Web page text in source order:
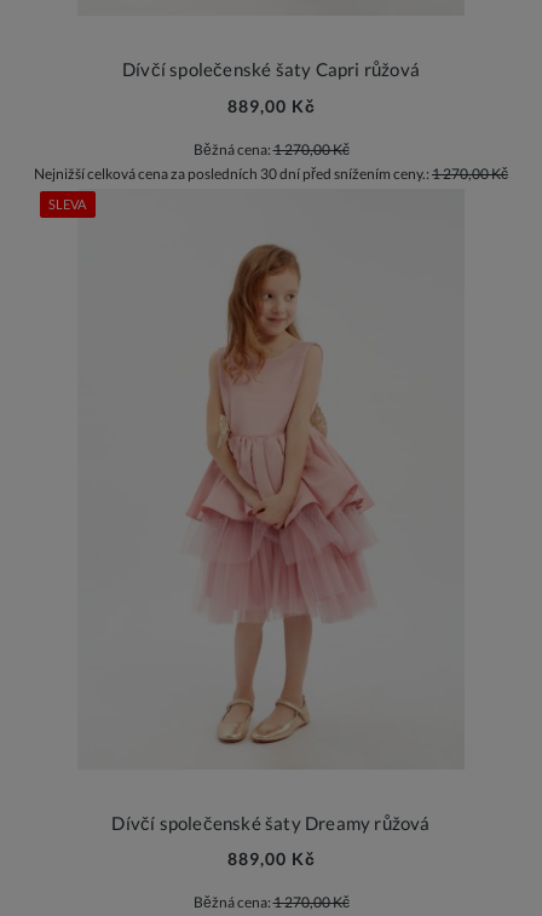
Dívčí společenské šaty Capri růžová
889,00 Kč
Běžná cena:1 270,00 Kč
Nejnižší celková cena za posledních 30 dní před snížením ceny.: 1 270,00 Kč
Dívčí společenské šaty Dreamy růžová
889,00 Kč
Běžná cena:1 270,00 Kč
SLEVA